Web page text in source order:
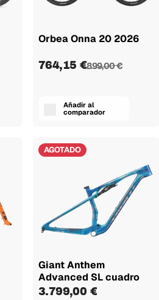
Orbea Onna 20 2026
764,15 €899,00 €
Añadir al
comparador
AGOTADO
Giant Anthem
Advanced SL cuadro
3.799,00 €